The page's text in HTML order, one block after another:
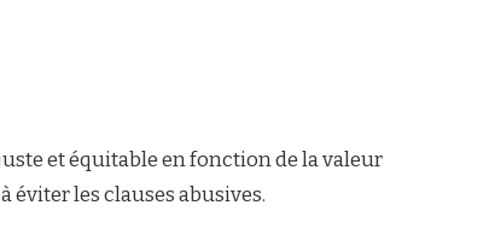
et équitable en fonction de la valeur
les clauses abusives.